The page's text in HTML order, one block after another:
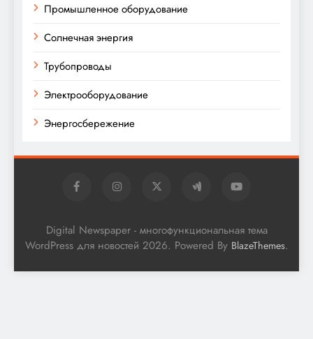
Промышленное оборудование
Солнечная энергия
Трубопроводы
Электрооборудование
Энергосбережение
Digital Newspaper - многофункциональная тема
WordPress для новостей 2026. Powered By BlazeThemes.